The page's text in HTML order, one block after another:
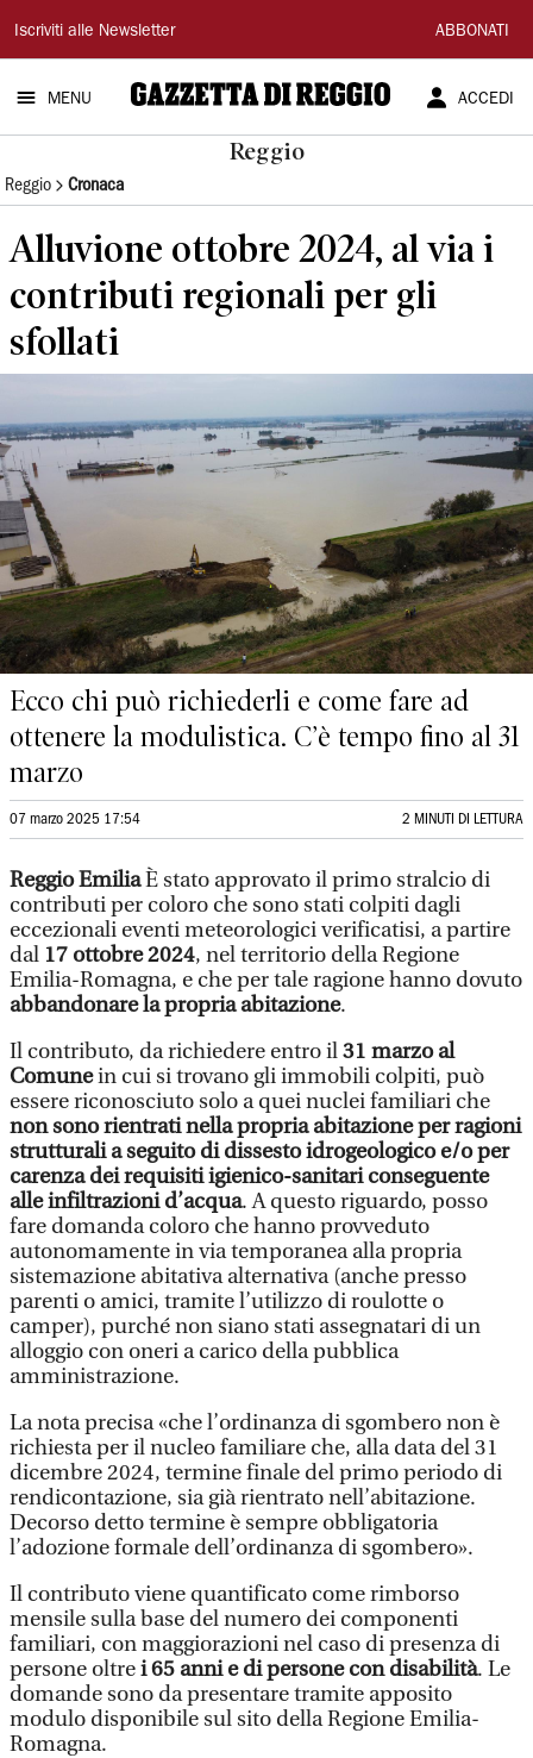
Gazzetta
di
Reggio
Iscriviti alle Newsletter ABBONATI
MENU ACCEDI
Reggio
Reggio Cronaca
Alluvione ottobre 2024, al via i
contributi regionali per gli
sfollati
Ecco chi può richiederli e come fare ad
ottenere la modulistica. C’è tempo fino al 31
marzo
07 marzo 2025 17:54 2 MINUTI DI LETTURA
Reggio EmiliaÈ stato approvato il primo stralcio di
contributi per coloro che sono stati colpiti dagli
eccezionali eventi meteorologici verificatisi, a partire
dal 17 ottobre 2024, nel territorio della Regione
Emilia-Romagna, e che per tale ragione hanno dovuto
abbandonare la propria abitazione.
Il contributo, da richiedere entro il31 marzo al
Comunein cui si trovano gli immobili colpiti, può
essere riconosciuto solo a quei nuclei familiari che
non sono rientrati nella propria abitazione per ragioni
strutturali a seguito di dissesto idrogeologico e/o per
carenza dei requisiti igienico-sanitari conseguente
alle infiltrazioni d’acqua. A questo riguardo, posso
fare domanda coloro che hanno provveduto
autonomamente in via temporanea alla propria
sistemazione abitativa alternativa (anche presso
parenti o amici, tramite l’utilizzo di roulotte o
camper), purché non siano stati assegnatari di un
alloggio con oneri a carico della pubblica
amministrazione.
La nota precisa «che l’ordinanza di sgombero non è
richiesta per il nucleo familiare che, alla data del 31
dicembre 2024, termine finale del primo periodo di
rendicontazione, sia già rientrato nell’abitazione.
Decorso detto termine è sempre obbligatoria
l’adozione formale dell’ordinanza di sgombero».
Il contributo viene quantificato come rimborso
mensile sulla base del numero dei componenti
familiari, con maggiorazioni nel caso di presenza di
persone oltrei 65 anni e di persone con disabilità. Le
domande sono da presentare tramite apposito
modulo disponibile sul sito della Regione Emilia-
Romagna.